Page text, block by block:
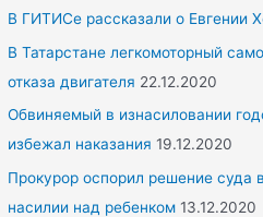
h
f
o
r
В ГИТИСе рассказали о Евгении
В Татарстане легкомоторный
отказа двигателя 22.12.2020
Обвиняемый в изнасиловании
избежал наказания 19.12.2020
Прокурор оспорил решение суда
насилии над ребенком 13.12.2020